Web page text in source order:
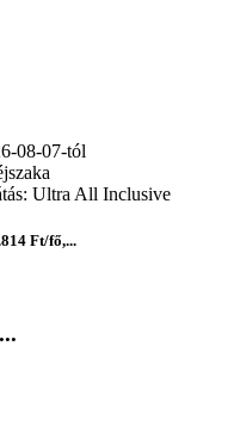
08-07-tól
Ultra All Inclusive
Ft/fő,...